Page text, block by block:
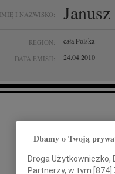
IMIĘ I NAZWISKO:
REGION: cała Polska
DATA EMISJI: 24.04.2010
Dbamy o Twoją
Droga Użytkowniczko,
Partnerzy, w tym [ 874